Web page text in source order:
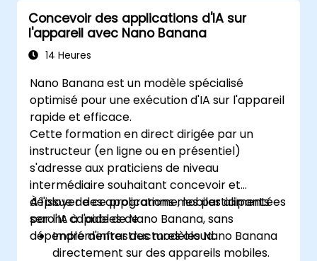
Concevoir des applications d'IA sur
l'appareil avec Nano Banana
14 Heures
Nano Banana est un modèle spécialisé
optimisé pour une exécution d'IA sur l'appareil
rapide et efficace.
Cette formation en direct dirigée par un
instructeur (en ligne ou en présentiel)
s'adresse aux praticiens de niveau
intermédiaire souhaitant concevoir et
déployer des applications mobiles alimentées
par l'IA à l'aide de Nano Banana, sans
dépendre d'infrastructures cloud.
À l'issue de ce programme, les participants
seront capables de :
Implémenter des modèles Nano Banana
directement sur des appareils mobiles.